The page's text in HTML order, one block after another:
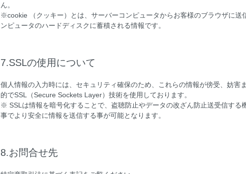
ん。
※cookie （クッキー）とは、サーバーコンピュータからお客様のブラウザに送
ンピュータのハードディスクに蓄積される情報です。
7.SSLの使用について
個人情報の入力時には、セキュリティ確保のため、これらの情報が傍受、妨害
的でSSL（Secure Sockets Layer）技術を使用しております。
※ SSLは情報を暗号化することで、盗聴防止やデータの改ざん防止送受信する
事でより安全に情報を送信する事が可能となります。
8.お問合せ先